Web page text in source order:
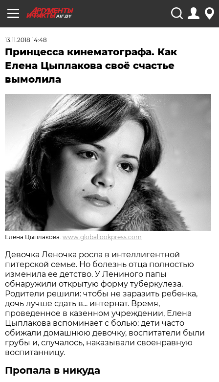
AIF.BY
13.11.2018 14:48
Принцесса кинематографа. Как
Елена Цыплакова своё счастье
вымолила
Елена Цыплакова. www.globallookpress.com
Девочка Леночка росла в интеллигентной
питерской семье. Но болезнь отца полностью
изменила ее детство. У Лениного папы
обнаружили открытую форму туберкулеза.
Родители решили: чтобы не заразить ребенка,
дочь лучше сдать в... интернат. Время,
проведенное в казенном учреждении, Елена
Цыплакова вспоминает с болью: дети часто
обижали домашнюю девочку, воспитатели были
грубы и, случалось, наказывали своенравную
воспитанницу.
Пропала в никуда